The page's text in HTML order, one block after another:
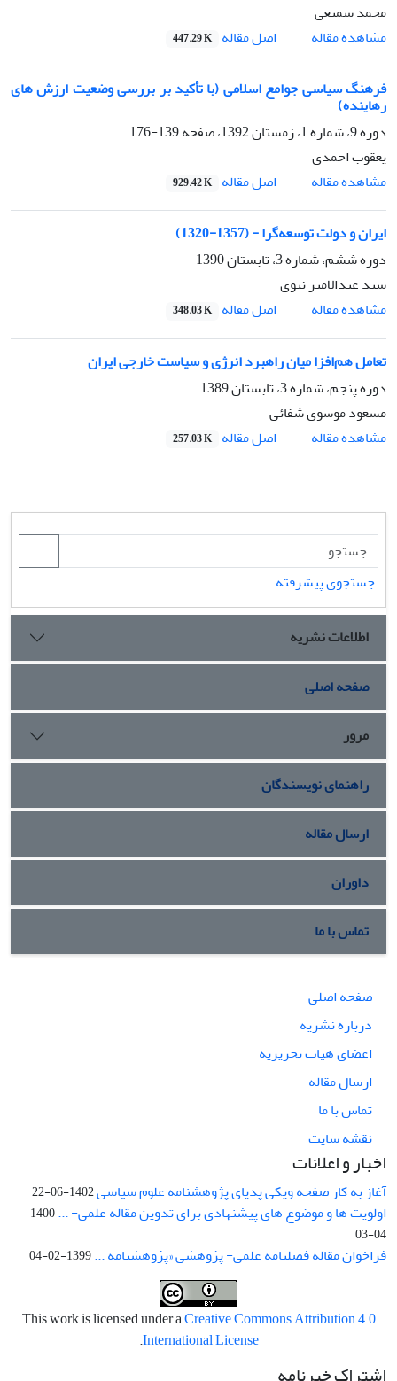
محمد سمیعی
مشاهده مقاله
اصل مقاله 447.29 K
فرهنگ سیاسی جوامع اسلامی (با تأکید بر بررسی وضعیت ارزش های
رهاینده)
دوره 9، شماره 1، زمستان 1392، صفحه
139-176
یعقوب احمدی
مشاهده مقاله
اصل مقاله 929.42 K
ایران و دولت توسعه‌گرا - (1357-1320)
دوره ششم، شماره 3، تابستان 1390
سید عبدالامیر نبوی
مشاهده مقاله
اصل مقاله 348.03 K
تعامل هم‌افزا میان راهبرد انرژی و سیاست خارجی ایران
دوره پنجم، شماره 3، تابستان 1389
مسعود موسوی شفائی
مشاهده مقاله
اصل مقاله 257.03 K
جستجوی پیشرفته
اطلاعات نشریه
صفحه اصلی
مرور
راهنمای نویسندگان
ارسال مقاله
داوران
تماس با ما
صفحه اصلی
درباره نشریه
اعضای هیات تحریریه
ارسال مقاله
تماس با ما
نقشه سایت
اخبار و اعلانات
آغاز به کار صفحه ویکی پدیای پژوهشنامه علوم سیاسی1402-06-22
اولویت ها و موضوع های پیشنهادی برای تدوین مقاله علمی- ...
1400-
04-03
فراخوان مقاله فصلنامه علمی- پژوهشی «پژوهشنامه ...1399-02-04
This work is licensed under aCreative Commons Attribution 4.0
International License
.